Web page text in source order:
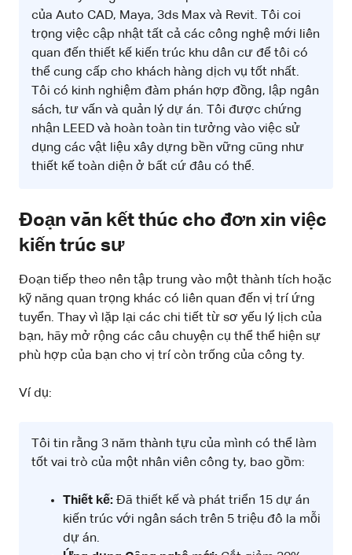
của Auto CAD, Maya, 3ds Max và Revit. Tôi coi
trọng việc cập nhật tất cả các công nghệ mới liên
quan đến thiết kế kiến trúc khu dân cư để tôi có
thể cung cấp cho khách hàng dịch vụ tốt nhất.
Tôi có kinh nghiệm đàm phán hợp đồng, lập ngân
sách, tư vấn và quản lý dự án. Tôi được chứng
nhận LEED và hoàn toàn tin tưởng vào việc sử
dụng các vật liệu xây dựng bền vững cũng như
thiết kế toàn diện ở bất cứ đâu có thể.
Đoạn văn kết thúc cho đơn xin việc
kiến trúc sư
Đoạn tiếp theo nên tập trung vào một thành tích hoặc
kỹ năng quan trọng khác có liên quan đến vị trí ứng
tuyển. Thay vì lặp lại các chi tiết từ sơ yếu lý lịch của
bạn, hãy mở rộng các câu chuyện cụ thể thể hiện sự
phù hợp của bạn cho vị trí còn trống của công ty.
Ví dụ:
Tôi tin rằng 3 năm thành tựu của mình có thể làm
tốt vai trò của một nhân viên công ty, bao gồm:
Thiết kế: Đã thiết kế và phát triển 15 dự án
kiến trúc với ngân sách trên 5 triệu đô la mỗi
dự án.